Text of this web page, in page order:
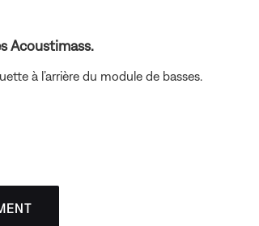
Acoustimass.
à l’arrière du module de basses.